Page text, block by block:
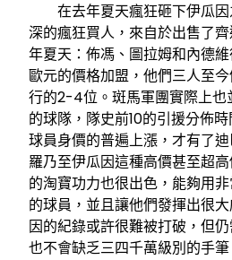
在去年夏天瘋狂砸下伊瓜因
深的瘋狂買人，來自於出售了
年夏天：佈馮、圖拉姆和內德
歐元的價格加盟，他們三人至
行的2-4位。斑馬軍團實際上也
的球隊，隊史前10的引援分佈
球員身價的普遍上漲，才有了
羅乃至伊瓜因這種高價甚至超
的淘寶功力也很出色，能夠用
的球員，並且讓他們發揮出很
因的紀錄或許很難被打破，但
也不會缺乏三四千萬級別的手筆